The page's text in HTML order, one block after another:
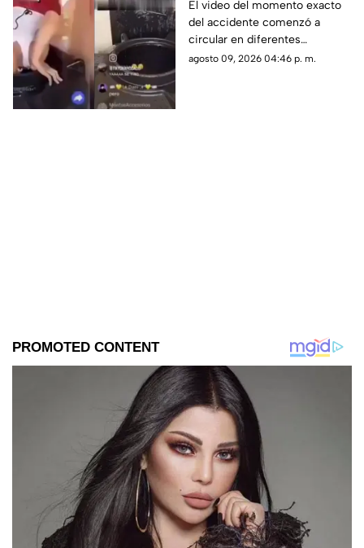
transmisión en vivo;
esto se sabe del caso
(+VIDEO)
El video del momento exacto
del accidente comenzó a
circular en diferentes
plataformas digitales.
agosto 09, 2026 04:46 p. m.